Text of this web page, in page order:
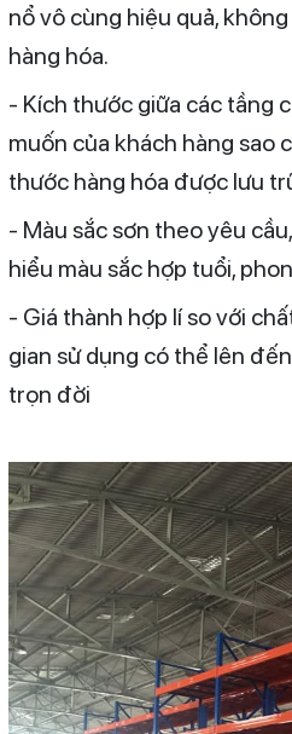
nổ vô cùng hiệu quả,
hàng hóa.
- Kích thước giữa các tầng
muốn của khách hàng sao
thước hàng hóa được lưu
- Màu sắc sơn theo yêu
hiểu màu sắc hợp tuổi,
- Giá thành hợp lí so với
gian sử dụng có thể lên
trọn đời